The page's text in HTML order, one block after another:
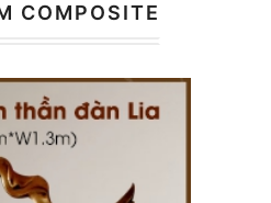
COMPOSITE